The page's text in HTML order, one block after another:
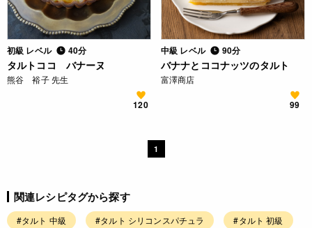
初級 レベル 40分
タルトココ バナーヌ
熊谷 裕子 先生
120
中級 レベル 90分
バナナとココナッツのタルト
富澤商店
99
1
関連レシピタグから探す
#タルト 中級 #タルト シリコンスパチュラ #タルト 初級